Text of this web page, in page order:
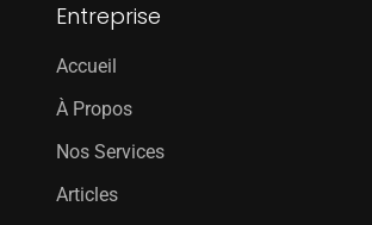
Entreprise
Accueil
À Propos
Nos Services
Articles